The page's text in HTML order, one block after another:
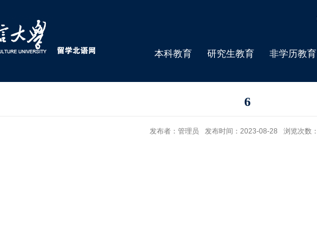
本科教育 研究生教育 非学历教育
6
发布者：管理员 发布时间：2023-08-28 浏览次数：